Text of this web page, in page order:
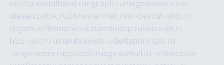
epoha-metalband.ru ngr.spb.ru rusgosnews.com
dieselvostok.ru24hostel.msk.ruw-dev.ruf-ship.ru
regsmi.rufilmnetwork.ru malinasp.rukinosvin.ru
h2o-salon.ru malutkayork.rudeltaprim.spb.ru
tango-perm.rugooddir.rusgv.su multiki-online.com